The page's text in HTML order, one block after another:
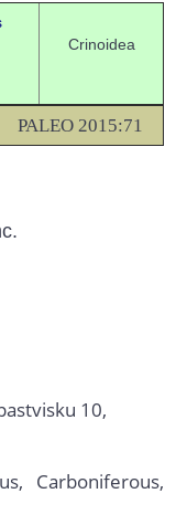
Crinoidea
PALEO 2015:71
10,
Carboniferous,